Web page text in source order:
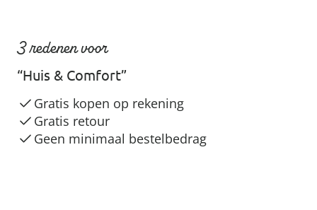
3 redenen voor
“Huis & Comfort”
Gratis kopen op rekening
Gratis retour
Geen minimaal bestelbedrag